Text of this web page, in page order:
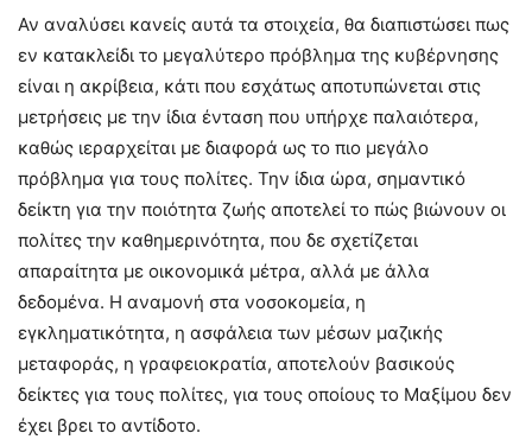
Αν αναλύσει κανείς αυτά τα στοιχεία, θα διαπιστώσει πως
εν κατακλείδι το μεγαλύτερο πρόβλημα της κυβέρνησης
είναι η ακρίβεια, κάτι που εσχάτως αποτυπώνεται στις
μετρήσεις με την ίδια ένταση που υπήρχε παλαιότερα,
καθώς ιεραρχείται με διαφορά ως το πιο μεγάλο
πρόβλημα για τους πολίτες. Την ίδια ώρα, σημαντικό
δείκτη για την ποιότητα ζωής αποτελεί το πώς βιώνουν οι
πολίτες την καθημερινότητα, που δε σχετίζεται
απαραίτητα με οικονομικά μέτρα, αλλά με άλλα
δεδομένα. Η αναμονή στα νοσοκομεία, η
εγκληματικότητα, η ασφάλεια των μέσων μαζικής
μεταφοράς, η γραφειοκρατία, αποτελούν βασικούς
δείκτες για τους πολίτες, για τους οποίους το Μαξίμου δεν
έχει βρει το αντίδοτο.